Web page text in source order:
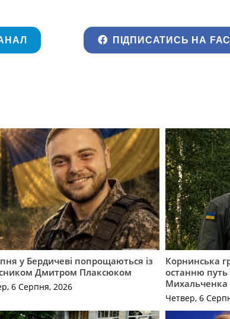
ПІДПИСАТИСЬ НА
у Бердичеві попрощаються із
Дмитром Плаксюком
6 Серпня, 2026
Корнинська
останню путь
Михальченка
Четвер, 6